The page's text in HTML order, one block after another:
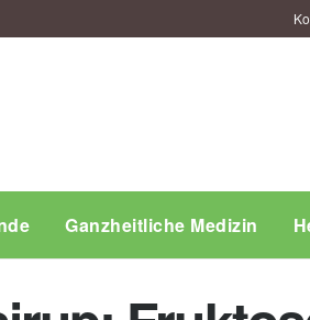
Ganzheitliche Medizin